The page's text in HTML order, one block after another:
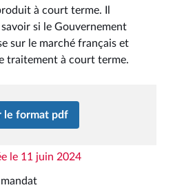
à court terme. Il
si le Gouvernement
sur le marché français et
traitement à court terme.
le format pdf
le 11 juin 2024